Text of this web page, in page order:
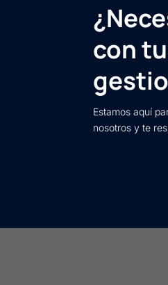
con
Estamos aquí
nosotros y te